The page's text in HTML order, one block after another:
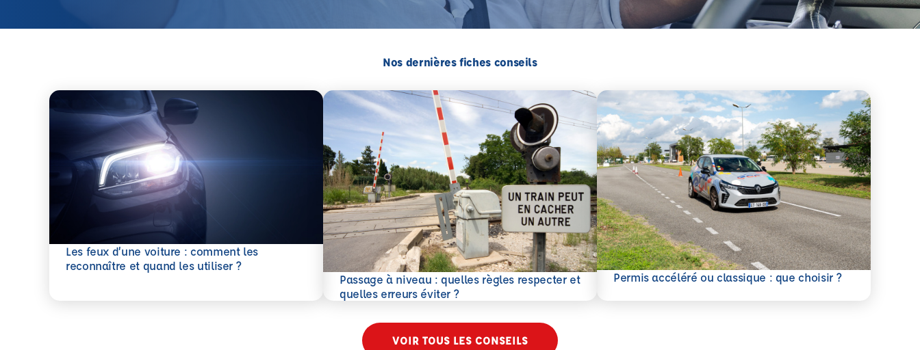
Nos dernières fiches conseils
Les feux d’une voiture : comment les
reconnaître et quand les utiliser ?
En savoir plus
Passage à niveau : quelles règles respecter et
quelles erreurs éviter ?
En savoir plus
Permis accéléré ou classique : que choisir ?
En savoir plus
VOIR TOUS LES CONSEILS